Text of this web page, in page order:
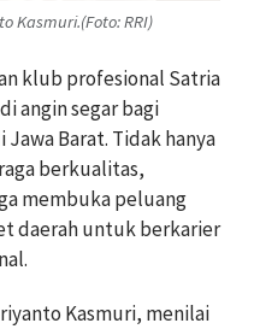
Kasmuri.(Foto: RRI)
klub profesional Satria
angin segar bagi
Barat. Tidak hanya
berkualitas,
membuka peluang
daerah untuk berkarier
Kasmuri, menilai